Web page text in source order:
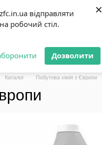
відправляти
робочий стіл.
Дозволити
×
та повернення Блог
Каталог Побутова хімія з Європи